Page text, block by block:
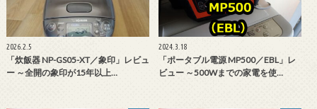
2026.2.5
「炊飯器 NP-GS05-XT／象印」レビュ
ー ～全開の象印が15年以上…
2024.3.18
「ポータブル電源 MP500／EBL」レ
ビュー ～500Wまでの家電を使…